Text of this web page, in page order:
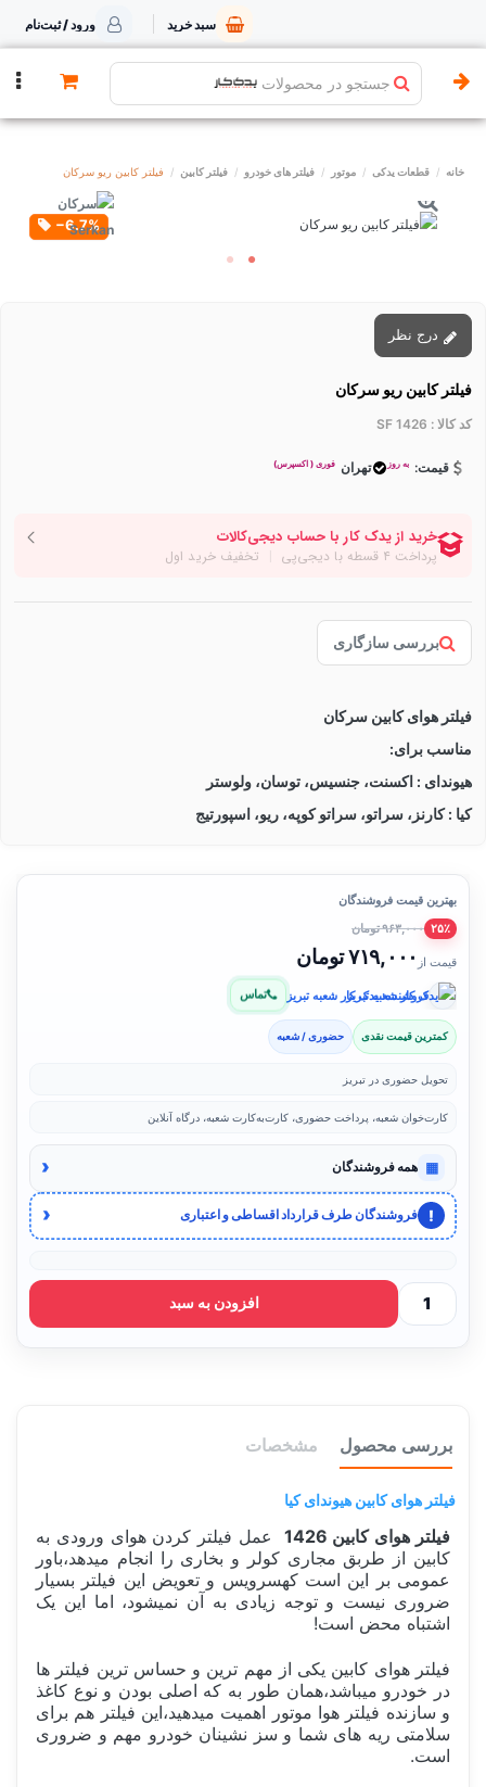
سبد خرید ورود / ثبت‌نام
جستجو در محصولات
خانه قطعات یدکی موتور فیلتر های خودرو فیلتر کابین فیلتر کابین ریو سرکان
‎−6.7%
فیلتر کابین ریو سرکان
کد کالا : SF 1426
قیمت: به روز تهران فوری ( اکسپرس)
بررسی سازگاری
فیلتر هوای کابین سرکان
مناسب برای:
هیوندای : اکسنت، جنسیس، توسان، ولوستر
کیا : کارنز، سراتو، سراتو کوپه، ریو، اسپورتیج
بهترین قیمت فروشندگان
۲۵٪ ۹۶۳,۰۰۰ تومان
قیمت از ۷۱۹,۰۰۰ تومان
فروشنده: یدک کار شعبه تبریز تماس
کمترین قیمت نقدی حضوری / شعبه
تحویل حضوری در تبریز
کارت‌خوان شعبه، پرداخت حضوری، کارت‌به‌کارت شعبه، درگاه آنلاین
▦ همه فروشندگان ‹
! فروشندگان طرف قرارداد اقساطی و اعتباری ‹
افزودن به سبد
بررسی محصول مشخصات
فیلتر هوای کابین هیوندای کیا
فیلتر هوای کابین 1426
عمل فیلتر کردن هوای ورودی به
کابین از طربق مجاری کولر و بخاری را انجام میدهد،باور
عمومی بر این است کهسرویس و تعویض این فیلتر بسیار
ضروری نیست و توجه زیادی به آن نمیشود، اما این یک
اشتباه محض است!
فیلتر هوای کابین یکی از مهم ترین و حساس ترین فیلتر ها
در خودرو میباشد،همان طور به که اصلی بودن و نوع کاغذ
و سازنده فیلتر هوا موتور اهمیت میدهید،این فیلتر هم برای
سلامتی ریه های شما و سز نشینان خودرو مهم و ضروری
است.